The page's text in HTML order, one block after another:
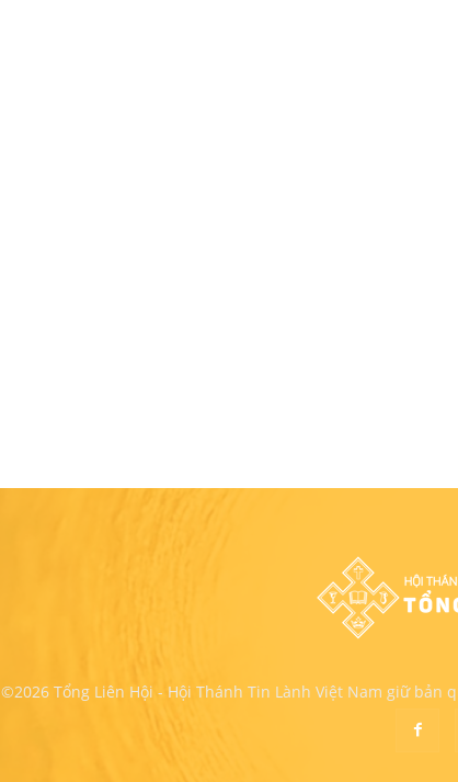
©2026 Tổng Liên Hội - Hội Thánh Tin Lành Việt Nam giữ